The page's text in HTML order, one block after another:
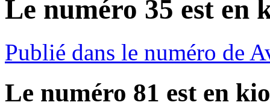
Le numéro 35 est en
Publié dans le numéro de
Le numéro 81 est en